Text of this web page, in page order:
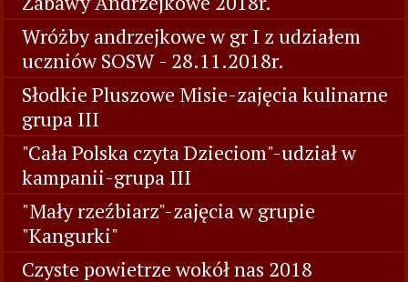
Wróżby andrzejkowe w gr I z udziałem
uczniów SOSW - 28.11.2018r.
Słodkie Pluszowe Misie-zajęcia kulinarne
grupa III
"Cała Polska czyta Dzieciom"-udział w
kampanii-grupa III
"Mały rzeźbiarz"-zajęcia w grupie
"Kangurki"
Czyste powietrze wokół nas 2018